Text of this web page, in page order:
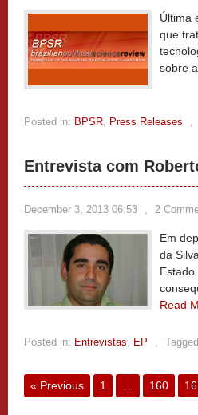
Última
que
sobre
Posted in: BPSR, Press Releases ,
Entrevista com
December 3, 2013 06:53 , 2
Em
da
Read
Posted in: Entrevistas, EP ,
« Previous 1 160